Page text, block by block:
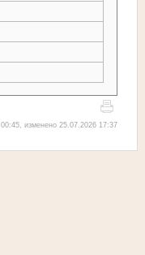
изменено 25.07.2026 17:37